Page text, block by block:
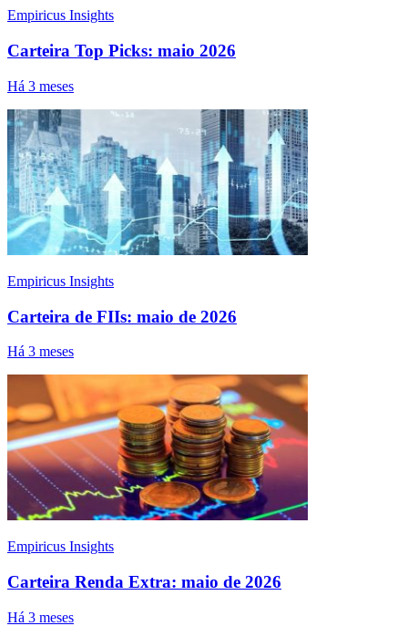
Empiricus Insights
Carteira Top Picks: maio 2026
Há 3 meses
Empiricus Insights
Carteira de FIIs: maio de 2026
Há 3 meses
Empiricus Insights
Carteira Renda Extra: maio de 2026
Há 3 meses